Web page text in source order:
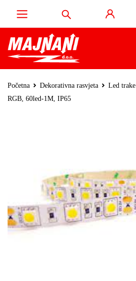
Početna Dekorativna rasvjeta Led trake
RGB, 60led-1M, IP65